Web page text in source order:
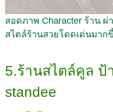
สอดภาพ Character ร้าน
สไตล์ร้านสวยโดดเด่นมาก
5.ร้านสไตล์คูล ป้
standee